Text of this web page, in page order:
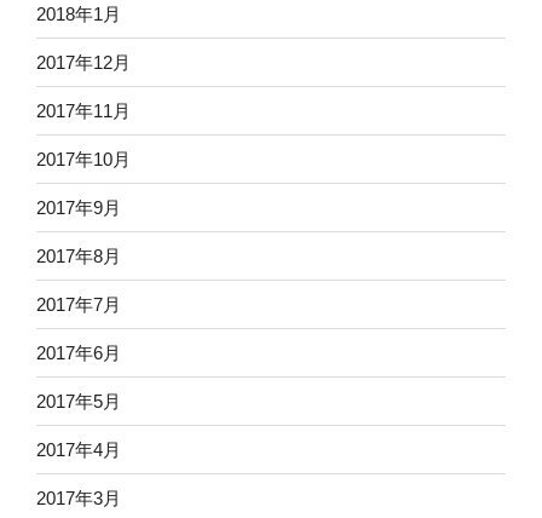
2018年1月
2017年12月
2017年11月
2017年10月
2017年9月
2017年8月
2017年7月
2017年6月
2017年5月
2017年4月
2017年3月